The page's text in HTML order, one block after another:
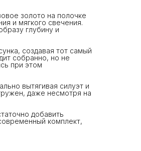
золото на полочке
и мягкого свечения.
глубину и
создавая тот самый
собранно, но не
при этом
вытягивая силуэт и
даже несмотря на
добавить
комплект,